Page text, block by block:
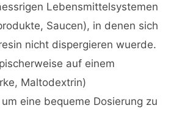
Lebensmittelsystemen
Saucen), in denen sich
nicht dispergieren wuerde.
auf einem
Maltodextrin)
eine bequeme Dosierung zu